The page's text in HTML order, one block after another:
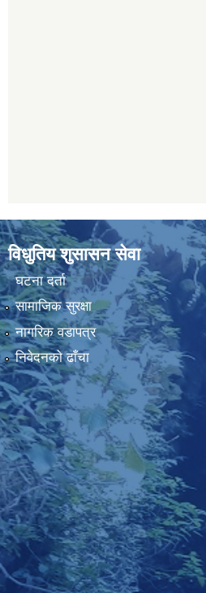
विधुतिय शुसासन सेवा
घटना दर्ता
सामाजिक सुरक्षा
नागरिक वडापत्र
निवेदनकाे ढाँचा